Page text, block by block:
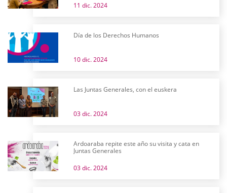
11 dic. 2024
Día de los Derechos Humanos
10 dic. 2024
Las Juntas Generales, con el euskera
03 dic. 2024
Ardoaraba repite este año su visita y cata en
Juntas Generales
03 dic. 2024